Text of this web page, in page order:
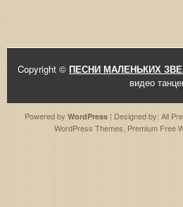
Copyright © ПЕСНИ МАЛЕНЬКИХ
видео
Powered by WordPress | Designed by: All
WordPress Themes Premium Free